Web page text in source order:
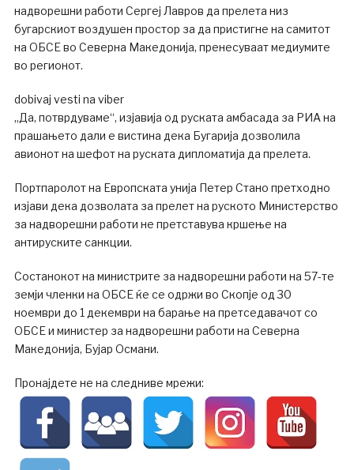
надворешни работи Сергеј Лавров да прелета низ
бугарскиот воздушен простор за да пристигне на самитот
на ОБСЕ во Северна Македонија, пренесуваат медиумите
во регионот.
dobivaj vesti na viber
„Да, потврдуваме“, изјавија од руската амбасада за РИА на
прашањето дали е вистина дека Бугарија дозволила
авионот на шефот на руската дипломатија да прелета.
Портпаролот на Европската унија Петер Стано претходно
изјави дека дозволата за прелет на руското Министерство
за надворешни работи не претставува кршење на
антируските санкции.
Состанокот на министрите за надворешни работи на 57-те
земји членки на ОБСЕ ќе се одржи во Скопје од 30
ноември до 1 декември на барање на претседавачот со
ОБСЕ и министер за надворешни работи на Северна
Македонија, Бујар Османи.
Пронајдете не на следниве мрежи: